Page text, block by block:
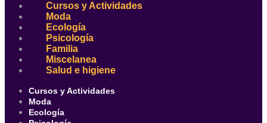
Cursos y Actividades
Moda
Ecología
Psicología
Familia
Miscelanea
Salud e higiene
Cursos y Actividades
Moda
Ecología